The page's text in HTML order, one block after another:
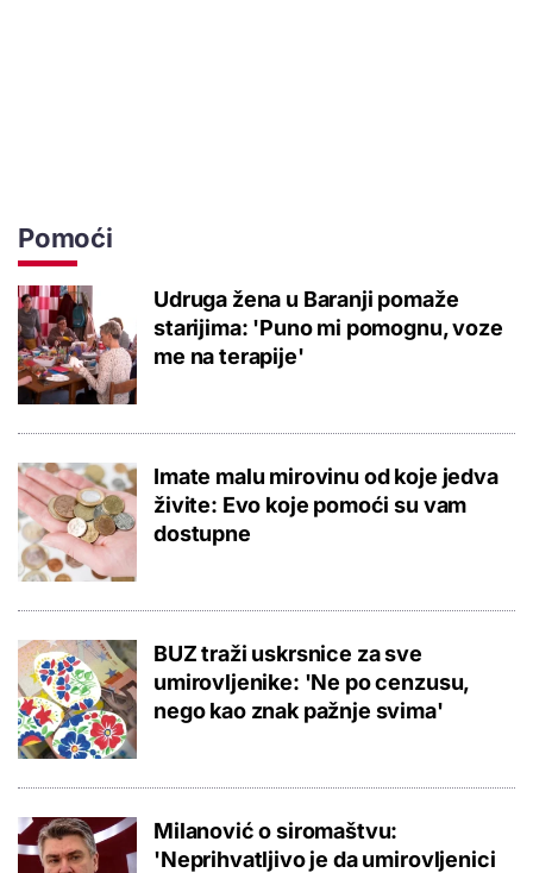
Pomoći
Udruga žena u Baranji pomaže
starijima: 'Puno mi pomognu, voze
me na terapije'
Imate malu mirovinu od koje jedva
živite: Evo koje pomoći su vam
dostupne
BUZ traži uskrsnice za sve
umirovljenike: 'Ne po cenzusu,
nego kao znak pažnje svima'
Milanović o siromaštvu:
'Neprihvatljivo je da umirovljenici